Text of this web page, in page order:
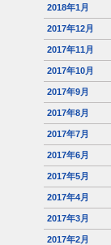
2018年1月
2017年12月
2017年11月
2017年10月
2017年9月
2017年8月
2017年7月
2017年6月
2017年5月
2017年4月
2017年3月
2017年2月